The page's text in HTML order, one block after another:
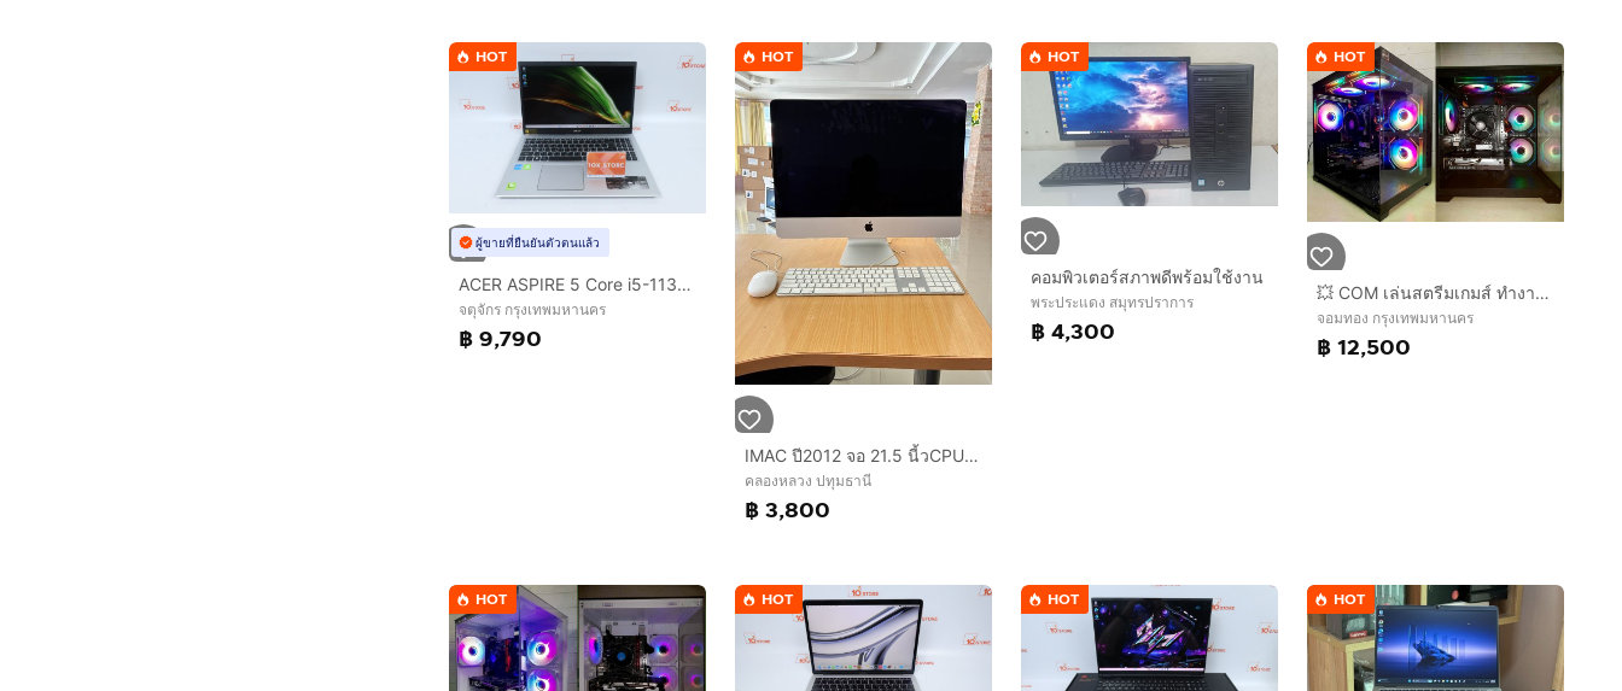
HOT
ผู้ขายที่ยืนยันตัวตนแล้ว
ACER ASPIRE 5 Core i5-1135G7 RAM16.512GB
จตุจักร กรุงเทพมหานคร
฿ 9,790
HOT
IMAC ปี2012 จอ 21.5 นี้วCPU I5 RAM 8 G HDD 1000G พร้อม เมาร์ คีย์บอร์ด MAC และ กล่อง
คลองหลวง ปทุมธานี
฿ 3,800
HOT
คอมพิวเตอร์สภาพดีพร้อมใช้งาน
พระประแดง สมุทรปราการ
฿ 4,300
HOT
💥 COM เล่นสตรีมเกมส์ ทำงาน กราฟิก 3D ตัดต่อ 💥
จอมทอง กรุงเทพมหานคร
฿ 12,500
HOT HOT HOT HOT